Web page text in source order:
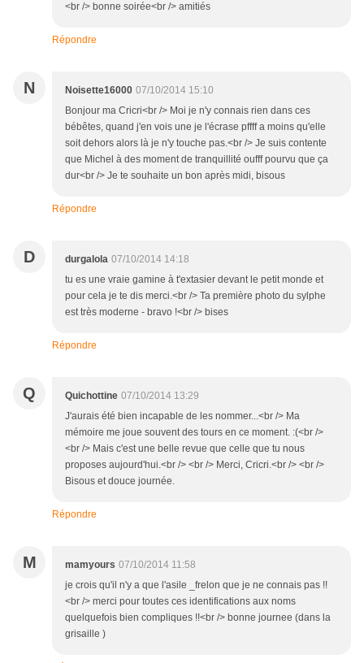
<br /> bonne soirée<br /> amitiés
Répondre
N Noisette16000 07/10/2014 15:10
Bonjour ma Cricri<br /> Moi je n'y connais rien dans ces
bébêtes, quand j'en vois une je l'écrase pffff a moins qu'elle
soit dehors alors là je n'y touche pas.<br /> Je suis contente
que Michel à des moment de tranquillité oufff pourvu que ça
dur<br /> Je te souhaite un bon après midi, bisous
Répondre
D durgalola 07/10/2014 14:18
tu es une vraie gamine à t'extasier devant le petit monde et
pour cela je te dis merci.<br /> Ta première photo du sylphe
est très moderne - bravo !<br /> bises
Répondre
Q Quichottine 07/10/2014 13:29
J'aurais été bien incapable de les nommer...<br /> Ma
mémoire me joue souvent des tours en ce moment. :(<br />
<br /> Mais c'est une belle revue que celle que tu nous
proposes aujourd'hui.<br /> <br /> Merci, Cricri.<br /> <br />
Bisous et douce journée.
Répondre
M mamyours 07/10/2014 11:58
je crois qu'il n'y a que l'asile _frelon que je ne connais pas !!
<br /> merci pour toutes ces identifications aux noms
quelquefois bien compliques !!<br /> bonne journee (dans la
grisaille )